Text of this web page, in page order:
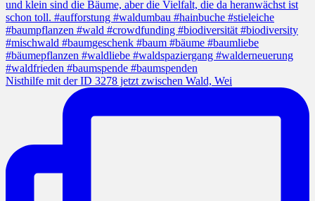
Nisthilfe mit der ID 3278 jetzt zwischen Wald, Wei